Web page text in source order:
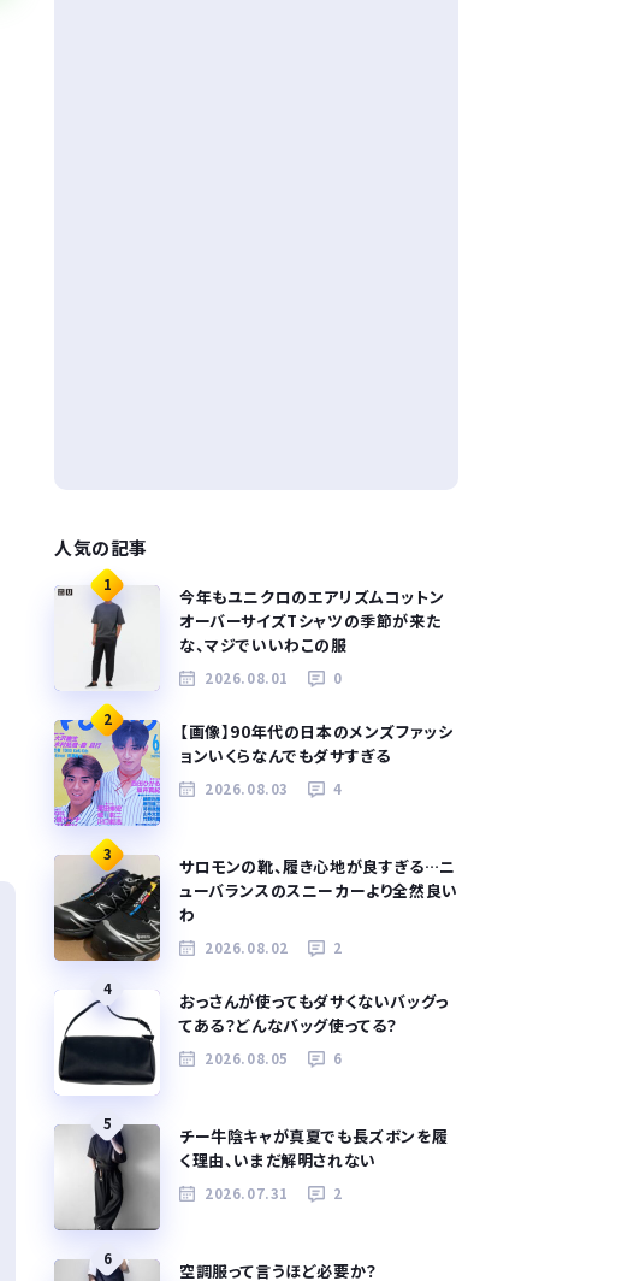
人気の記事
1
今年もユニクロのエアリズムコットン
オーバーサイズTシャツの季節が来た
な、マジでいいわこの服
2026.08.01 0
2
【画像】90年代の日本のメンズファッシ
ョンいくらなんでもダサすぎる
2026.08.03 4
3
サロモンの靴、履き心地が良すぎる…ニ
ューバランスのスニーカーより全然良い
わ
2026.08.02 2
4
おっさんが使ってもダサくないバッグっ
てある？どんなバッグ使ってる？
2026.08.05 6
5
チー牛陰キャが真夏でも長ズボンを履
く理由、いまだ解明されない
2026.07.31 2
6
空調服って言うほど必要か？